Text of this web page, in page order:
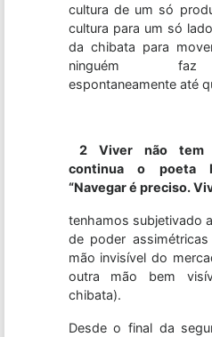
cultura de um só
cultura para um só
da chibata para
ninguém faz
espontaneamente até
2 Viver não tem
continua o poeta
“Navegar é preciso.
tenhamos subjetivado
de poder
mão invisível do
outra mão bem
chibata).
Desde o final da